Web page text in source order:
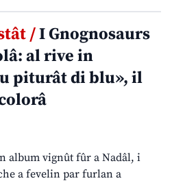
/I Gnognosaurs
al rive in
piturât di blu», il
album vignût fûr a Nadâl, i
a fevelin par furlan a